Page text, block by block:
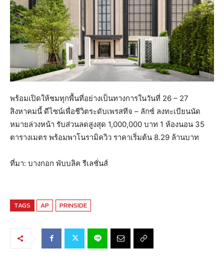
พร้อมเปิดให้ชมทุกพื้นที่อย่างเป็นทางการในวันที่ 26 – 27
สิงหาคมนี้ ดีไซน์เพื่อชีวิตระดับเพรสทีจ – ลักซ์ ลงทะเบียนนัด
หมายล่วงหน้า รับส่วนลดสูงสุด 1,000,000 บาท 1 ห้องนอน 35
ตารางเมตร พร้อมพาโนรามิควิว ราคาเริ่มต้น 8.29 ล้านบาท
ที่มา: บางกอก พับบลิค รีเลชั่นส์
TAGS AP PRINSIDE